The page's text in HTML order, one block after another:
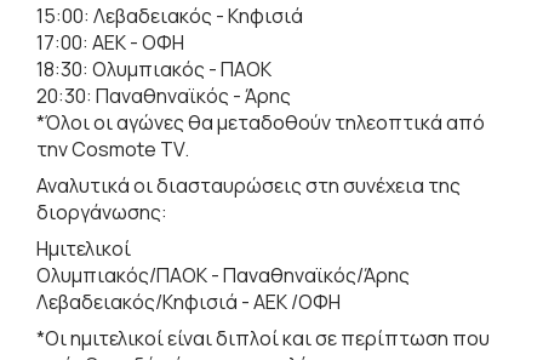
15:00: Λεβαδειακός - Κηφισιά
17:00: ΑΕΚ - ΟΦΗ
18:30: Ολυμπιακός - ΠΑΟΚ
20:30: Παναθηναϊκός - Άρης
*Όλοι οι αγώνες θα μεταδοθούν τηλεοπτικά από
την Cosmote TV.
Αναλυτικά οι διασταυρώσεις στη συνέχεια της
διοργάνωσης:
Ημιτελικοί
Ολυμπιακός/ΠΑΟΚ - Παναθηναϊκός/Άρης
Λεβαδειακός/Κηφισιά - ΑΕΚ /ΟΦΗ
*Οι ημιτελικοί είναι διπλοί και σε περίπτωση που